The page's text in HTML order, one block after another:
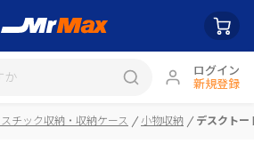
ログイン
新規登録
チック収納・収納ケース 小物収納 デスクトー